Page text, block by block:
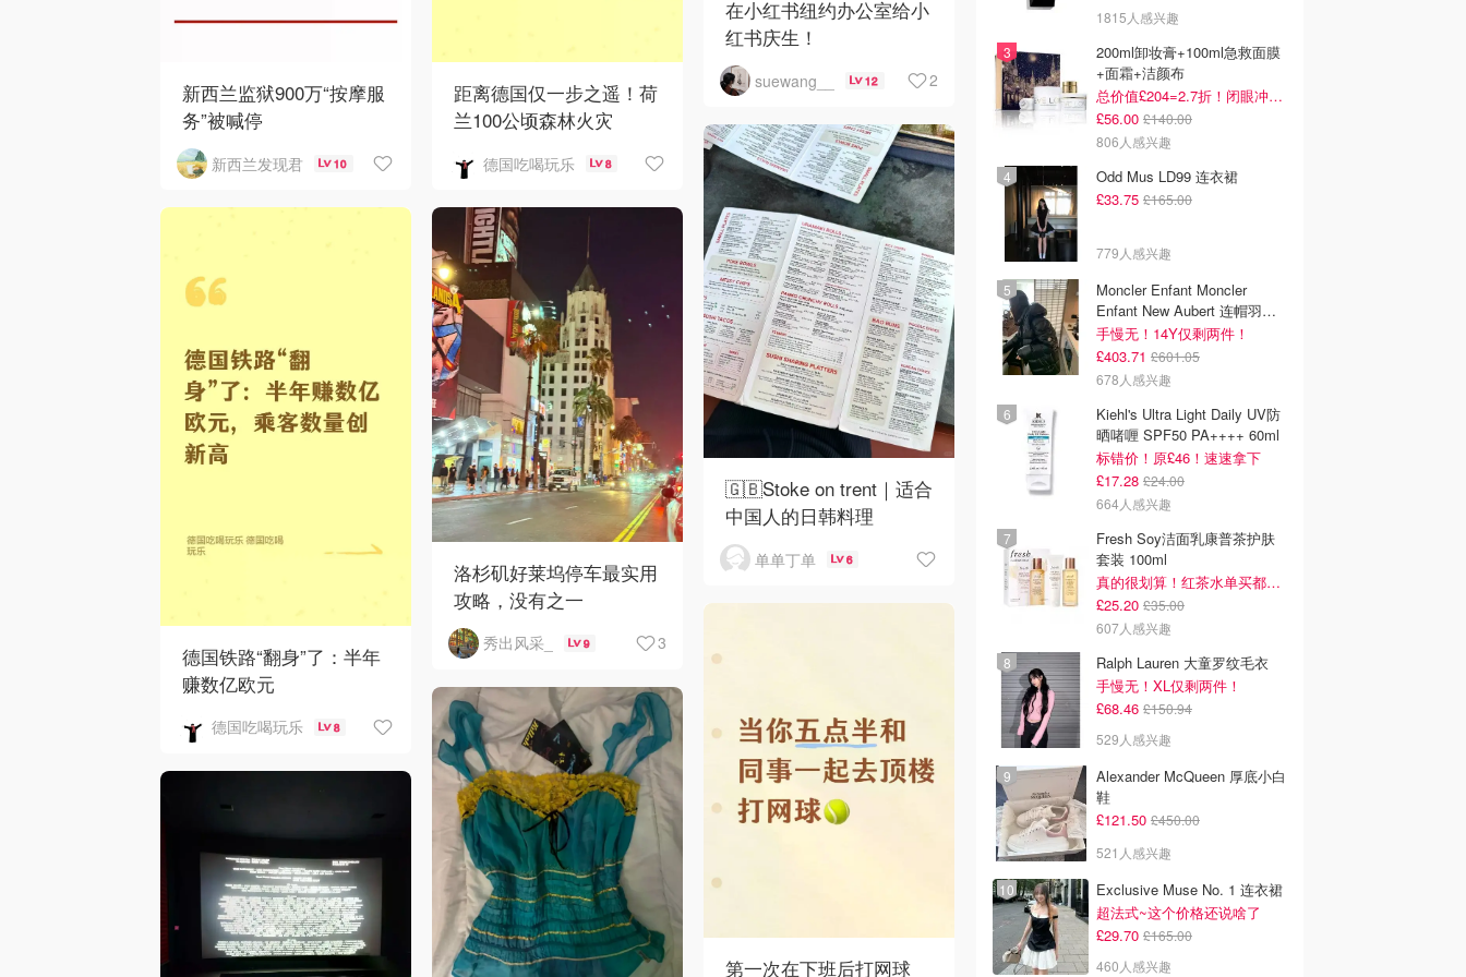
新西兰监狱900万“按摩服
务”被喊停
新西兰发现君 10
距离德国仅一步之遥！荷
兰100公顷森林火灾
德国吃喝玩乐 8
在小红书纽约办公室给小
红书庆生！
suewang__ 12 2
🇬🇧Stoke on trent｜适合
中国人的日韩料理
单单丁单 6
德国铁路“翻身”了：半年
赚数亿欧元
德国吃喝玩乐 8
洛杉矶好莱坞停车最实用
攻略，没有之一
秀出风采_ 9 3
第一次在下班后打网球
1815人感兴趣
200ml卸妆膏+100ml急救面膜
+面霜+洁颜布
总价值£204=2.7折！闭眼冲这套！
£56.00 £140.00
806人感兴趣
Odd Mus LD99 连衣裙
£33.75 £165.00
779人感兴趣
Moncler Enfant Moncler
Enfant New Aubert 连帽羽绒
服
手慢无！14Y仅剩两件！
£403.71 £601.05
678人感兴趣
Kiehl's Ultra Light Daily UV防
晒啫喱 SPF50 PA++++ 60ml
标错价！原£46！速速拿下
£17.28 £24.00
664人感兴趣
Fresh Soy洁面乳康普茶护肤
套装 100ml
真的很划算！红茶水单买都要£35！
£25.20 £35.00
607人感兴趣
Ralph Lauren 大童罗纹毛衣
手慢无！XL仅剩两件！
£68.46 £150.94
529人感兴趣
Alexander McQueen 厚底小白
鞋
£121.50 £450.00
521人感兴趣
Exclusive Muse No. 1 连衣裙
超法式~这个价格还说啥了
£29.70 £165.00
460人感兴趣